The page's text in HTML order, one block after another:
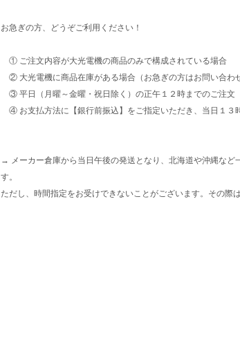
お急ぎの方、どうぞご利用ください！
① ご注文内容が大光電機の商品のみで構成されている場合
② 大光電機に商品在庫がある場合（お急ぎの方はお問い合わ
③ 平日（月曜～金曜・祝日除く）の正午１２時までのご注文
④ お支払方法に【銀行前振込】をご指定いただき、当日１３
→ メーカー倉庫から当日午後の発送となり、北海道や沖縄など
す。
ただし、時間指定をお受けできないことがございます。その際